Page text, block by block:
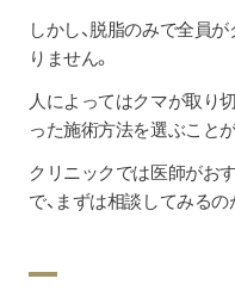
しかし、脱脂のみで全員
りません。
人によってはクマが取り
った施術方法を選ぶこと
クリニックでは医師がお
で、まずは相談してみるの